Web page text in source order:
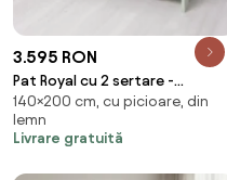
3.595 RON
Pat Royal cu 2 sertare -
140x200 cm - din lemn masiv de
brad
140×200 cm, cu picioare, din
lemn
Livrare gratuită